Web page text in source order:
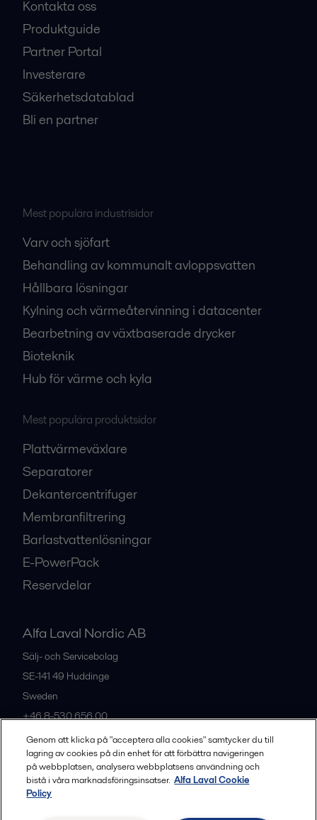
Kontakta oss
Produktguide
Partner Portal
Investerare
Säkerhetsdatablad
Bli en partner
Mest populära industrisidor
Varv och sjöfart
Behandling av kommunalt avloppsvatten
Hållbara lösningar
Kylning och värmeåtervinning i datacenter
Bearbetning av växtbaserade drycker
Bioteknik
Hub för värme och kyla
Mest populära produktsidor
Plattvärmeväxlare
Separatorer
Dekantercentrifuger
Membranfiltrering
Barlastvattenlösningar
E-PowerPack
Reservdelar
Alfa Laval Nordic AB
Sälj- och Servicebolag
SE-141 49 Huddinge
Sweden
+46 8-530 656 00
Alla kontor och partners
Genom att klicka på "acceptera alla cookies" samtycker du till
lagring av cookies på din enhet för att förbättra navigeringen
på webbplatsen, analysera webbplatsens användning och
bistå i våra marknadsföringsinsatser. Alfa Laval Cookie
Policy